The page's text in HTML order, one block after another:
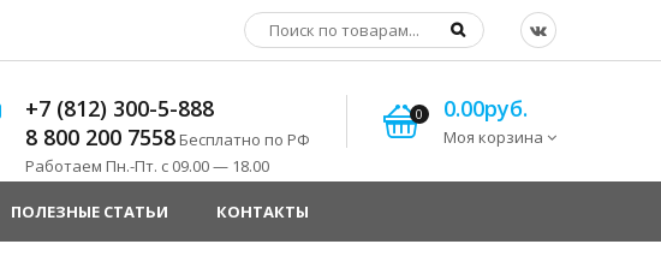
+7 (812) 300-5-888
8 800 200 7558 Бесплатно по РФ
Работаем Пн.-Пт. с 09.00 — 18.00
0 0.00руб.
Моя корзина
ПОЛЕЗНЫЕ СТАТЬИ КОНТАКТЫ